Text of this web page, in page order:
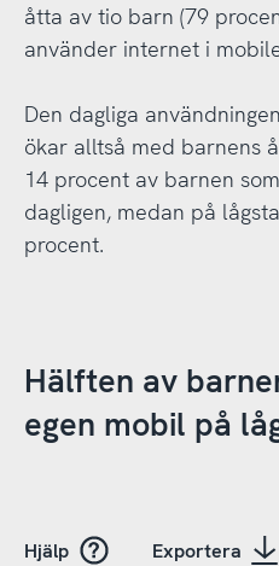
åtta av tio barn (79
använder internet i
Den dagliga
ökar alltså med barnens
14 procent av barnen
dagligen, medan på
procent.
Hälften av
egen mobil på
Hjälp Exportera